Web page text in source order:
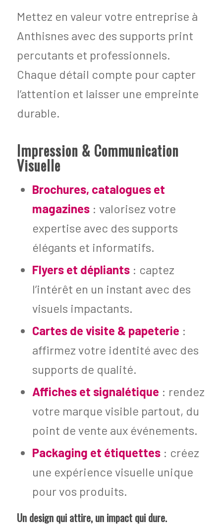
Mettez en valeur votre entreprise à
Anthisnes avec des supports print
percutants et professionnels.
Chaque détail compte pour capter
l’attention et laisser une empreinte
durable.
Impression & Communication
Visuelle
Brochures, catalogues et
magazines: valorisez votre
expertise avec des supports
élégants et informatifs.
Flyers et dépliants: captez
l’intérêt en un instant avec des
visuels impactants.
Cartes de visite & papeterie :
affirmez votre identité avec des
supports de qualité.
Affiches et signalétique : rendez
votre marque visible partout, du
point de vente aux événements.
Packaging et étiquettes: créez
une expérience visuelle unique
pour vos produits.
Un design qui attire, un impact qui dure.